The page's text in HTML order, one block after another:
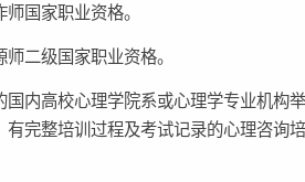
国家职业资格。
二级国家职业资格。
国内高校心理学院系或心理学专业机构
有完整培训过程及考试记录的心理咨询